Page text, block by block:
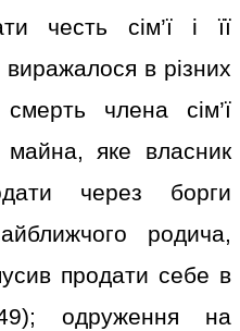
честь сім’ї і її
в різних
члена сім’ї
яке власник
через борги
родича,
продати себе в
одруження на